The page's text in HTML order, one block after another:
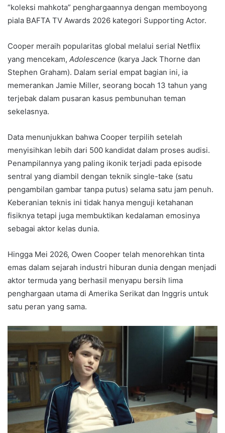
“koleksi mahkota” penghargaannya dengan memboyong
piala BAFTA TV Awards 2026 kategori Supporting Actor.
Cooper meraih popularitas global melalui serial Netflix
yang mencekam, Adolescence (karya Jack Thorne dan
Stephen Graham). Dalam serial empat bagian ini, ia
memerankan Jamie Miller, seorang bocah 13 tahun yang
terjebak dalam pusaran kasus pembunuhan teman
sekelasnya.
Data menunjukkan bahwa Cooper terpilih setelah
menyisihkan lebih dari 500 kandidat dalam proses audisi.
Penampilannya yang paling ikonik terjadi pada episode
sentral yang diambil dengan teknik single-take (satu
pengambilan gambar tanpa putus) selama satu jam penuh.
Keberanian teknis ini tidak hanya menguji ketahanan
fisiknya tetapi juga membuktikan kedalaman emosinya
sebagai aktor kelas dunia.
Hingga Mei 2026, Owen Cooper telah menorehkan tinta
emas dalam sejarah industri hiburan dunia dengan menjadi
aktor termuda yang berhasil menyapu bersih lima
penghargaan utama di Amerika Serikat dan Inggris untuk
satu peran yang sama.